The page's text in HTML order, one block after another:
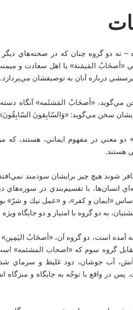
– نه دو گروه چنان كه در صحنه‌هاي
«أصحَابُ المَيمَنة» يا اهل سعادت و
درباره آنان به توصيفشان مي‌پردازد.
مي‌گويد، «أصحَابُ المَشئَمه» آنگاه
سخن مي‌گويد: «وَالسّابِقونَ السّابِقُونَ»
دو معني در مفهوم ايماني، هستند، كه
هستند.
شوند هيچ چيز برايشان سودمند
انسان‌ها، با تقسيم‌بندي در سوره‌هاي‌
«ايمان و كفر»، و «عمل نيك و شرّ»
به دو گروه با امتياز و دو جايگاه
در آيه‌ی (7) سوره‌ی واقعه آمده است، دو گروه آن،
گروه سوم كه «اصحاب المشئمه»
آب جوشان، دود غليظ و سرماي
در واقع با توجّه به جایگاه و منزگاه